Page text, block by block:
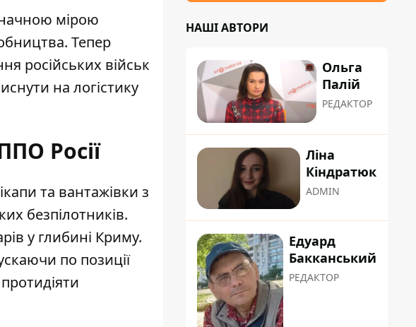
мірою
Тепер
російських військ
на логістику
Росії
та вантажівки з
безпілотників.
у глибині Криму.
по позиції
НАШІ АВТОРИ
Ольга
Палій
РЕДАКТОР
Ліна
Кіндратюк
ADMIN
Едуард
Бакканський
РЕДАКТОР